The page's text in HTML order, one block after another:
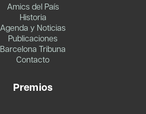
Amics del País
Historia
Agenda y Noticias
Publicaciones
Barcelona Tribuna
Contacto
Premios